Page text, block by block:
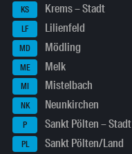
KS Krems – Stadt
LF Lilienfeld
MD Mödling
ME Melk
MI Mistelbach
NK Neunkirchen
P Sankt Pölten – Stadt
PL Sankt Pölten/Land